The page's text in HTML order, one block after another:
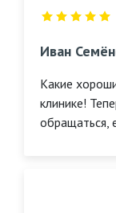
Иван
Какие
клинике!
обращаться,